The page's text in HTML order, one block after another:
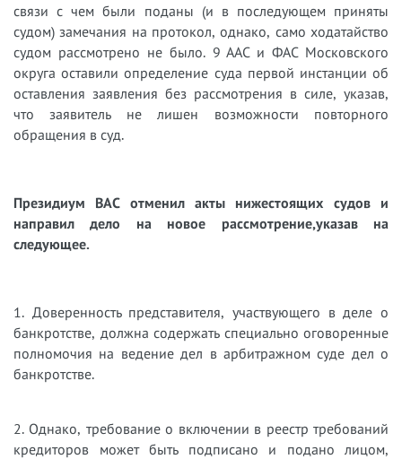
связи с чем были поданы (и в последующем приняты
судом) замечания на протокол, однако, само ходатайство
судом рассмотрено не было. 9 ААС и ФАС Московского
округа оставили определение суда первой инстанции об
оставления заявления без рассмотрения в силе, указав,
что заявитель не лишен возможности повторного
обращения в суд.
Президиум ВАС отменил акты нижестоящих судов и
направил дело на новое рассмотрение,указав на
следующее.
1. Доверенность представителя, участвующего в деле о
банкротстве, должна содержать специально оговоренные
полномочия на ведение дел в арбитражном суде дел о
банкротстве.
2. Однако, требование о включении в реестр требований
кредиторов может быть подписано и подано лицом,